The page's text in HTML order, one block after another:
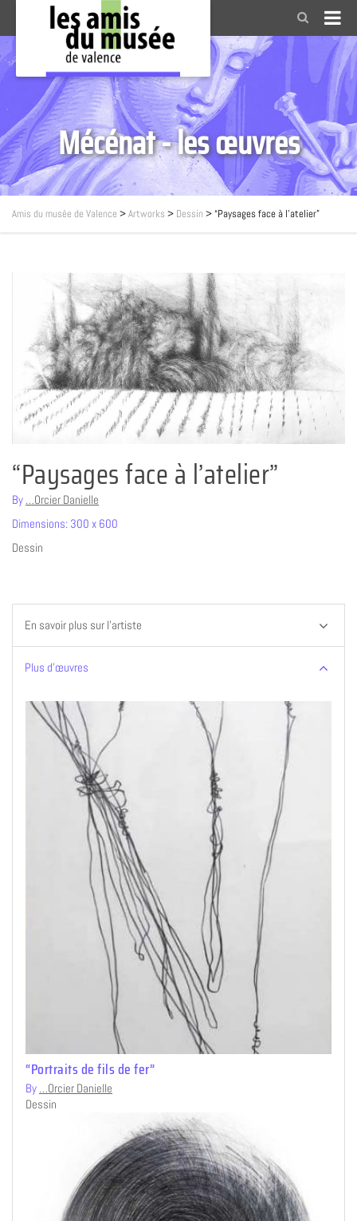
Mécénat - les œuvres
Amis du musée de Valence >Artworks > Dessin >“Paysages face à l’atelier”
“Paysages face à l’atelier”
By …Orcier Danielle
Dimensions: 300 x 600
Dessin
En savoir plus sur l’artiste
Plus d’œuvres
“Portraits de fils de fer”
By …Orcier Danielle
Dessin